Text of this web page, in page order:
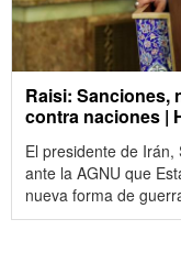
Raisi: Sanciones,
contra naciones |
El presidente de
ante la AGNU que
nueva forma de